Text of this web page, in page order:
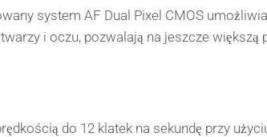
system AF Dual Pixel CMOS
i oczu, pozwalają na jeszcze większą
do 12 klatek na sekundę przy